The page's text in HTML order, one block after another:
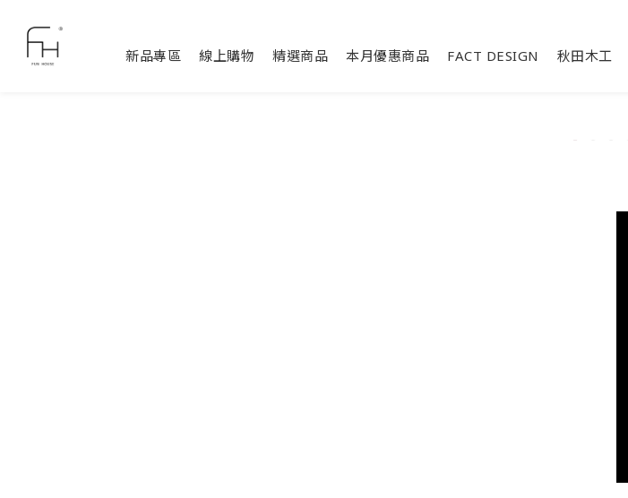
新品專區 線上購物 精選商品 本月優惠商品 FACT DESIGN 秋田木工